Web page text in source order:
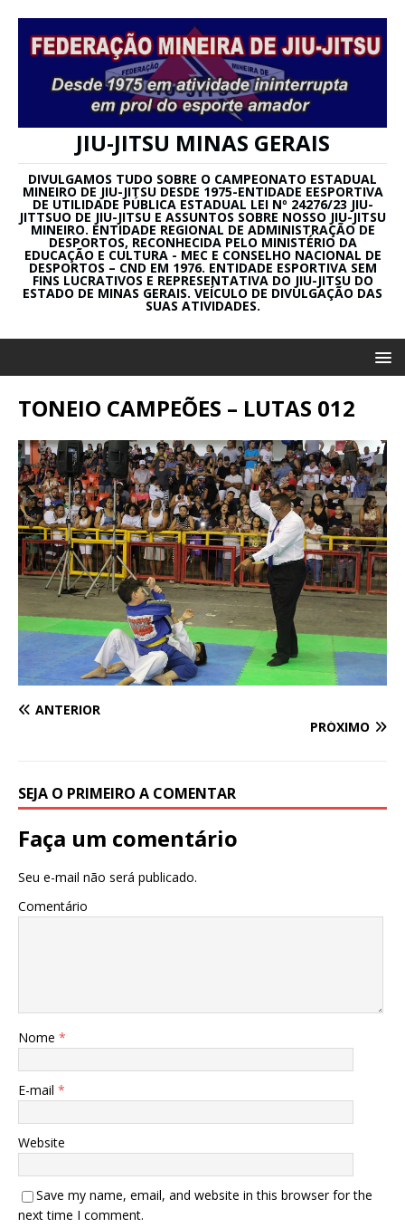
JIU-JITSU MINAS GERAIS
DIVULGAMOS TUDO SOBRE O CAMPEONATO ESTADUAL
MINEIRO DE JIU-JITSU DESDE 1975-ENTIDADE EESPORTIVA
DE UTILIDADE PÚBLICA ESTADUAL LEI Nº 24276/23 JIU-
JITTSUO DE JIU-JITSU E ASSUNTOS SOBRE NOSSO JIU-JITSU
MINEIRO. ENTIDADE REGIONAL DE ADMINISTRAÇÃO DE
DESPORTOS, RECONHECIDA PELO MINISTÉRIO DA
EDUCAÇÃO E CULTURA - MEC E CONSELHO NACIONAL DE
DESPORTOS – CND EM 1976. ENTIDADE ESPORTIVA SEM
FINS LUCRATIVOS E REPRESENTATIVA DO JIU-JITSU DO
ESTADO DE MINAS GERAIS. VEÍCULO DE DIVULGAÇÃO DAS
SUAS ATIVIDADES.
TONEIO CAMPEÕES – LUTAS 012
ANTERIOR
PRÓXIMO
SEJA O PRIMEIRO A COMENTAR
Faça um comentário
Seu e-mail não será publicado.
Comentário
Nome *
E-mail *
Website
Save my name, email, and website in this browser for the
next time I comment.